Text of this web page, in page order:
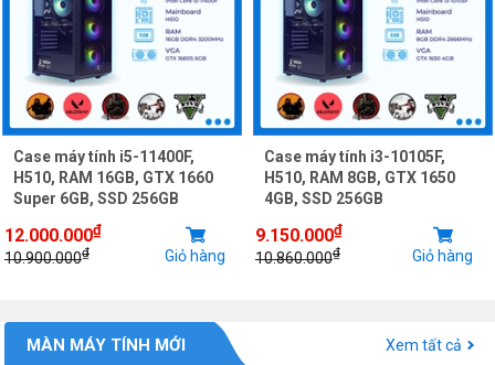
Case máy tính i5-11400F,
H510, RAM 16GB, GTX 1660
Super 6GB, SSD 256GB
12.000.000₫
10.900.000₫ Giỏ hàng
Case máy tính i3-10105F,
H510, RAM 8GB, GTX 1650
4GB, SSD 256GB
9.150.000₫
10.860.000₫ Giỏ hàng
MÀN MÁY TÍNH MỚI Xem tất cả